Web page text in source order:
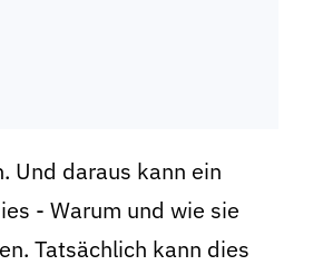
Und daraus kann ein
- Warum und wie sie
Tatsächlich kann dies